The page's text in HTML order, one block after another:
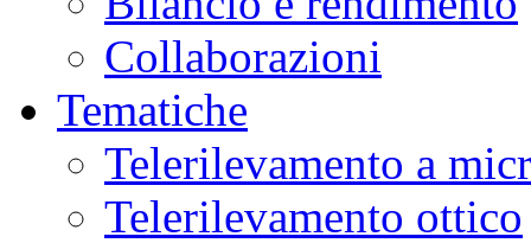
Collaborazioni
Tematiche
Telerilevamento a
Telerilevamento ottico